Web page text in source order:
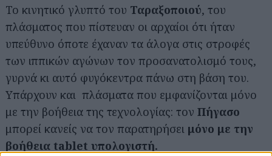
Το κινητικό γλυπτό του Ταραξοποιού, του
πλάσματος που πίστευαν οι αρχαίοι ότι ήταν
υπεύθυνο όποτε έχαναν τα άλογα στις στροφές
των ιππικών αγώνων τον προσανατολισμό τους,
γυρνά κι αυτό φυγόκεντρα πάνω στη βάση του.
Υπάρχουν και πλάσματα που εμφανίζονται μόνο
με την βοήθεια της τεχνολογίας: τον Πήγασο
μπορεί κανείς να τον παρατηρήσει μόνο με την
βοήθεια tablet υπολογιστή.